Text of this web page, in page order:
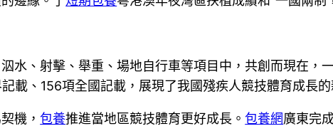
水、射擊、舉重、場地自行車等項目中，共創而現在，
載、156項全國記載，展現了我國殘疾人競技體育成長的
機，包養推進當地區競技體育更好成長。包養網廣東完